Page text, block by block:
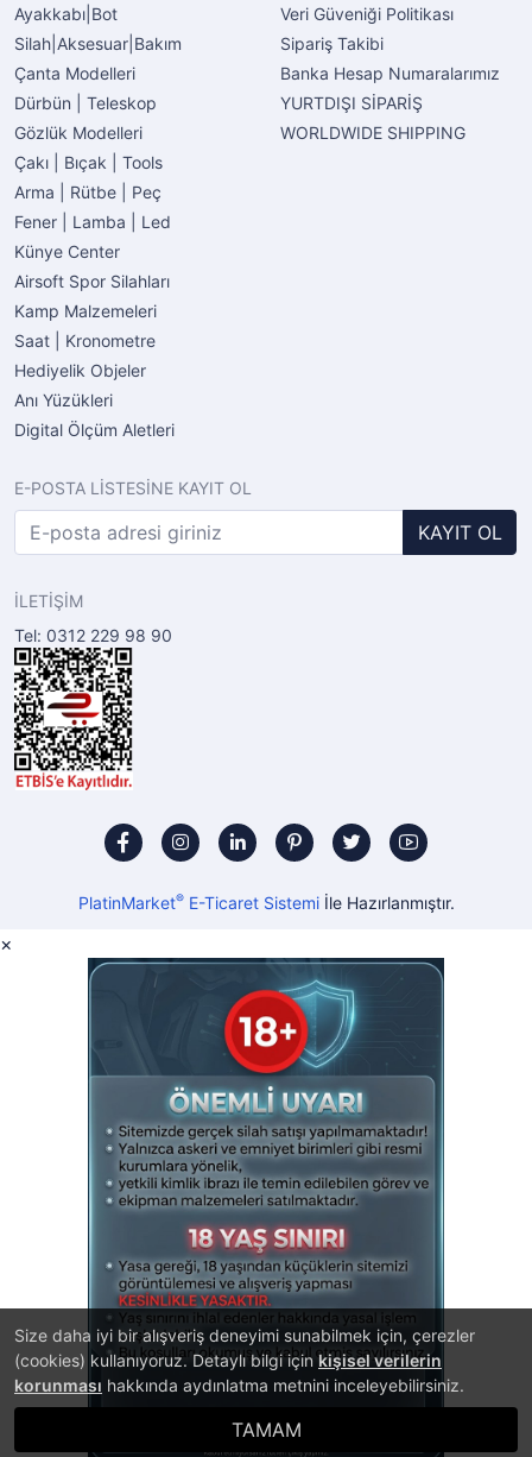
Size daha iyi bir alışveriş deneyimi sunabilmek için, çerezler
(cookies) kullanıyoruz. Detaylı bilgi için kişisel verilerin
korunması hakkında aydınlatma metnini inceleyebilirsiniz.
TAMAM
Ayakkabı|Bot
Silah|Aksesuar|Bakım
Çanta Modelleri
Dürbün | Teleskop
Gözlük Modelleri
Çakı | Bıçak | Tools
Arma | Rütbe | Peç
Fener | Lamba | Led
Künye Center
Airsoft Spor Silahları
Kamp Malzemeleri
Saat | Kronometre
Hediyelik Objeler
Anı Yüzükleri
Digital Ölçüm Aletleri
Veri Güveniği Politikası
Sipariş Takibi
Banka Hesap Numaralarımız
YURTDIŞI SİPARİŞ
WORLDWIDE SHIPPING
E-POSTA LİSTESİNE KAYIT OL
KAYIT OL
İLETİŞİM
Tel: 0312 229 98 90
PlatinMarket®E-Ticaret Sistemiİle Hazırlanmıştır.
×